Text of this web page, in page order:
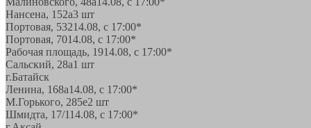
Нансена, 152а3 шт
Портовая, 53214.08, с 17:00*
Портовая, 7014.08, с 17:00*
Рабочая площадь, 1914.08, с 17:00*
Сальский, 28a1 шт
г.Батайск
Ленина, 168а14.08, с 17:00*
М.Горького, 285е2 шт
Шмидта, 17/114.08, с 17:00*